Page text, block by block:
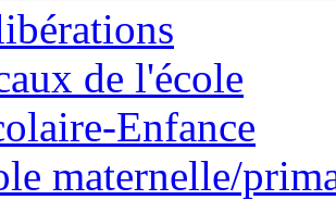
de l'école
Enfance
maternelle/